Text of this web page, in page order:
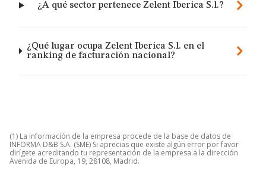
¿A qué sector pertenece Zelent Iberica S.l.?
¿Qué lugar ocupa Zelent Iberica S.l. en el
ranking de facturación nacional?
(1) La información de la empresa procede de la base de datos de
INFORMA D&B S.A. (SME) Si aprecias que existe algún error por favor
dirígete acreditando tu representación de la empresa a la dirección
Avenida de Europa, 19, 28108, Madrid.